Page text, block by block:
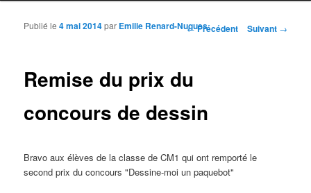
Navigation des articles
←Précédent Suivant →
Remise du prix du
concours de dessin
Publié le4 mai 2014par Emilie Renard-Nugues
Bravo aux élèves de la classe de CM1 qui ont remporté le
second prix du concours "Dessine-moi un paquebot"